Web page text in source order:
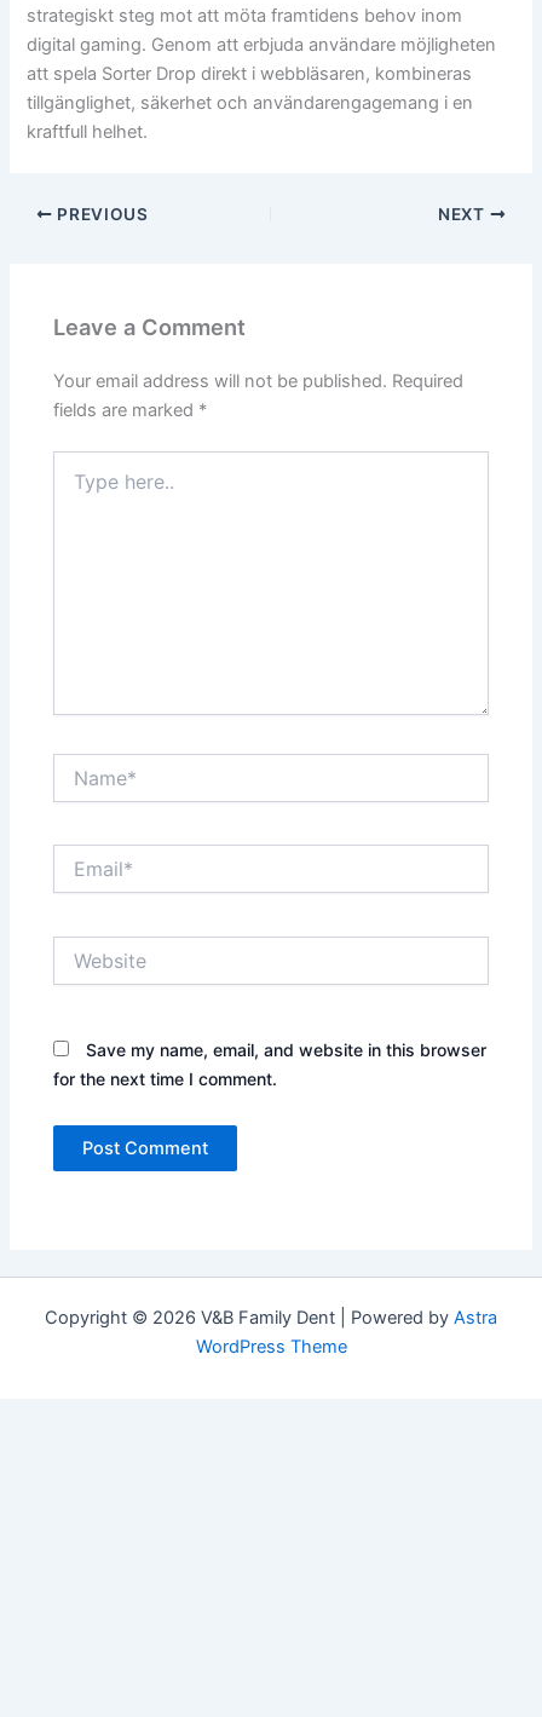
strategiskt steg mot att möta framtidens behov inom
digital gaming. Genom att erbjuda användare möjligheten
att spela Sorter Drop direkt i webbläsaren, kombineras
tillgänglighet, säkerhet och användarengagemang i en
kraftfull helhet.
PREVIOUS NEXT
Leave a Comment
Your email address will not be published. Required
fields are marked *
here..
Save my name, email, and website in this browser
for the next time I comment.
Copyright © 2026 V&B Family Dent | Powered by Astra
WordPress Theme